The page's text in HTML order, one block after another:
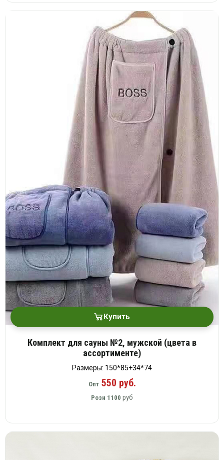
Купить
Комплект для сауны №2, мужской (цвета в
ассортименте)
Размеры: 150*85+34*74
Опт550 руб.
Розн 1100 руб